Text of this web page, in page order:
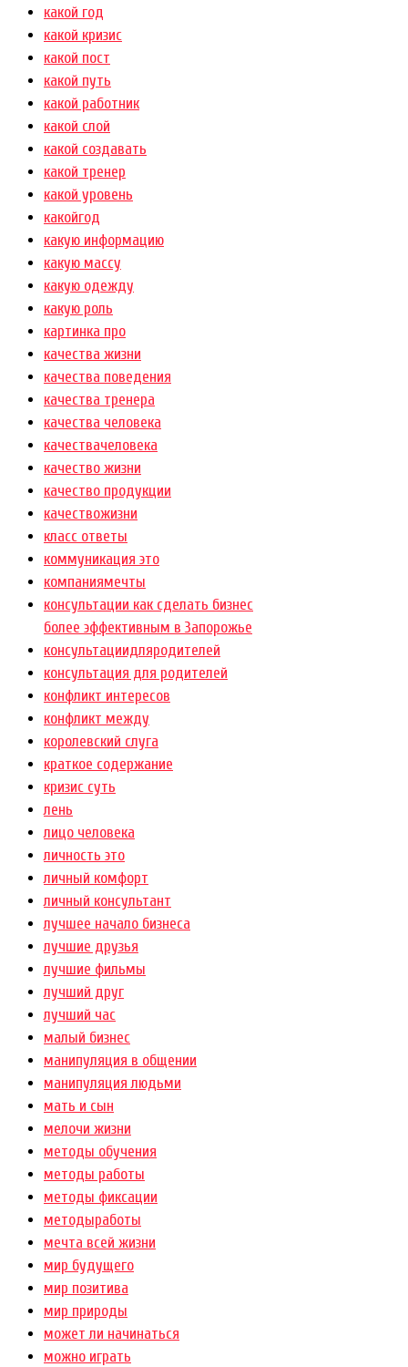
какой год
какой кризис
какой пост
какой путь
какой работник
какой слой
какой создавать
какой тренер
какой уровень
какойгод
какую информацию
какую массу
какую одежду
какую роль
картинка про
качества жизни
качества поведения
качества тренера
качества человека
качествачеловека
качество жизни
качество продукции
качествожизни
класс ответы
коммуникация это
компаниямечты
консультации как сделать бизнес
более эффективным в Запорожье
консультациидляродителей
консультация для родителей
конфликт интересов
конфликт между
королевский слуга
краткое содержание
кризис суть
лень
лицо человека
личность это
личный комфорт
личный консультант
лучшее начало бизнеса
лучшие друзья
лучшие фильмы
лучший друг
лучший час
малый бизнес
манипуляция в общении
манипуляция людьми
мать и сын
мелочи жизни
методы обучения
методы работы
методы фиксации
методыработы
мечта всей жизни
мир будущего
мир позитива
мир природы
может ли начинаться
можно играть